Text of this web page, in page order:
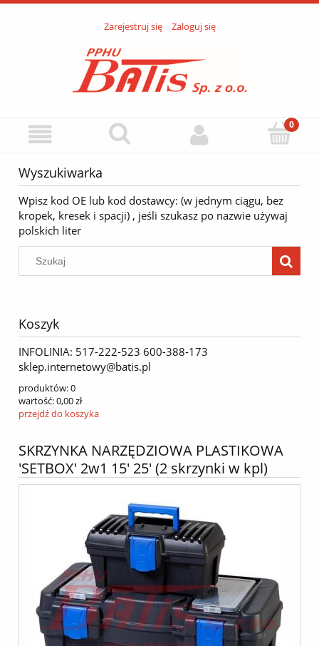
Zarejestruj się Zaloguj się
Wyszukiwarka
Wpisz kod OE lub kod dostawcy: (w jednym ciągu, bez
kropek, kresek i spacji) , jeśli szukasz po nazwie używaj
polskich liter
Koszyk
INFOLINIA: 517-222-523 600-388-173
sklep.internetowy@batis.pl
produktów:0
wartość:0,00 zł
przejdź do koszyka
SKRZYNKA NARZĘDZIOWA PLASTIKOWA
'SETBOX' 2w1 15' 25' (2 skrzynki w kpl)